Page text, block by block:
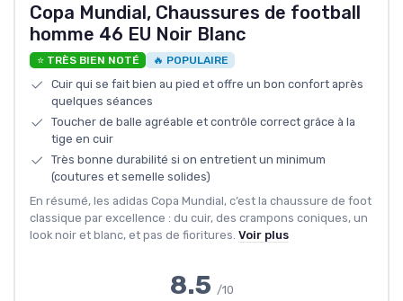
Copa Mundial, Chaussures de football
homme 46 EU Noir Blanc
⭐ TRÈS BIEN NOTÉ 🔥 POPULAIRE
Cuir qui se fait bien au pied et offre un bon confort après
quelques séances
Toucher de balle agréable et contrôle correct grâce à la
tige en cuir
Très bonne durabilité si on entretient un minimum
(coutures et semelle solides)
En résumé, les adidas Copa Mundial, c’est la chaussure de foot
classique par excellence : du cuir, des crampons coniques, un
look noir et blanc, et pas de fioritures. Voir plus
8.5 /10